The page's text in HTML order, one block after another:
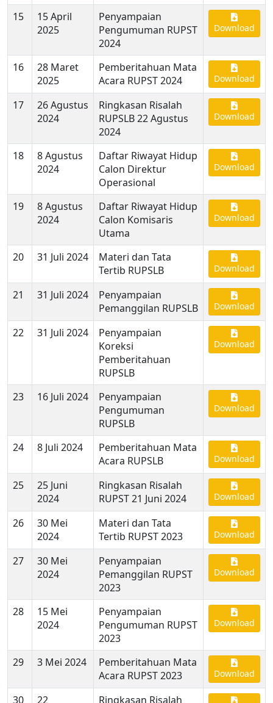
15
15 April
2025
Penyampaian
Pengumuman RUPST
2024
Download
16
28 Maret
2025
Pemberitahuan Mata
Acara RUPST 2024
Download
17
26 Agustus
2024
Ringkasan Risalah
RUPSLB 22 Agustus
2024
Download
18
8 Agustus
2024
Daftar Riwayat Hidup
Calon Direktur
Operasional
Download
19
8 Agustus
2024
Daftar Riwayat Hidup
Calon Komisaris
Utama
Download
20 31 Juli 2024
Materi dan Tata
Tertib RUPSLB
Download
21 31 Juli 2024
Penyampaian
Pemanggilan RUPSLB
Download
22 31 Juli 2024
Penyampaian
Koreksi
Pemberitahuan
RUPSLB
Download
23 16 Juli 2024
Penyampaian
Pengumuman
RUPSLB
Download
24 8 Juli 2024
Pemberitahuan Mata
Acara RUPSLB
Download
25
25 Juni
2024
Ringkasan Risalah
RUPST 21 Juni 2024
Download
26
30 Mei
2024
Materi dan Tata
Tertib RUPST 2023
Download
27
30 Mei
2024
Penyampaian
Pemanggilan RUPST
2023
Download
28
15 Mei
2024
Penyampaian
Pengumuman RUPST
2023
Download
29 3 Mei 2024
Pemberitahuan Mata
Acara RUPST 2023
Download
30 22 Ringkasan Risalah